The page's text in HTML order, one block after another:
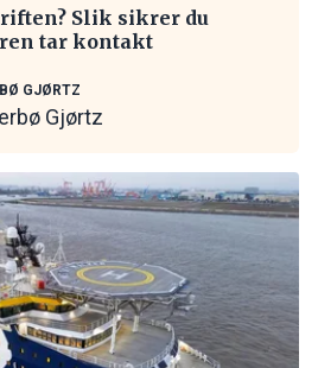
Slik sikrer du
tar kontakt
GJØRTZ
Gjørtz